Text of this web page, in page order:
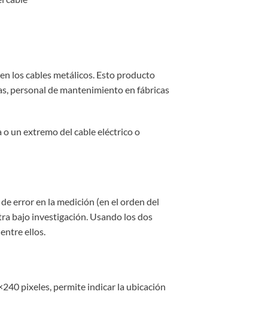
los cables metálicos. Esto producto
personal de mantenimiento en fábricas
un extremo del cable eléctrico o
error en la medición (en el orden del
bajo investigación. Usando los dos
ellos.
pixeles, permite indicar la ubicación